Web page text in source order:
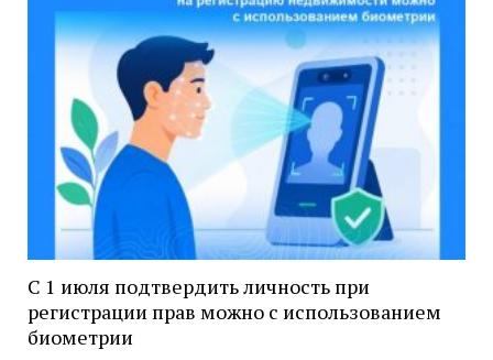
С 1 июля подтвердить личность при
регистрации прав можно с использованием
биометрии